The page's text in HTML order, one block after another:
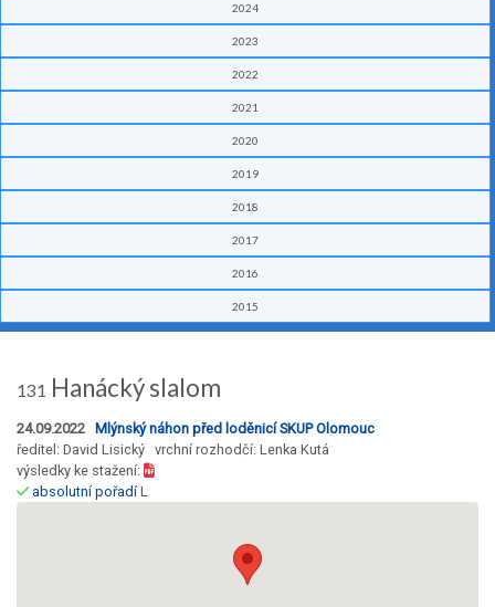
2024
2023
2022
2021
2020
2019
2018
2017
2016
2015
131 Hanácký slalom
24.09.2022
Mlýnský náhon před loděnicí SKUP Olomouc
ředitel: David Lisický vrchní rozhodčí: Lenka Kutá
výsledky ke stažení:
absolutní pořadíL